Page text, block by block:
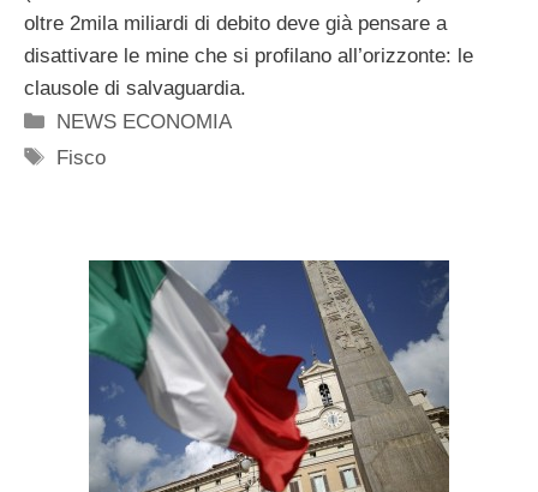
oltre 2mila miliardi di debito deve già pensare a
disattivare le mine che si profilano all’orizzonte: le
clausole di salvaguardia.
Categorie
NEWS ECONOMIA
Tag
Fisco